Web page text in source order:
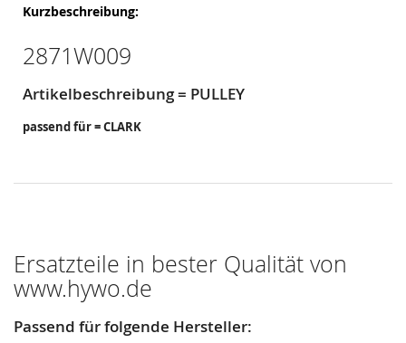
Informationen
2871W009
Artikelbeschreibung = PULLEY
passend für = CLARK
Ersatzteile in bester Qualität von
www.hywo.de
Passend für folgende Hersteller: